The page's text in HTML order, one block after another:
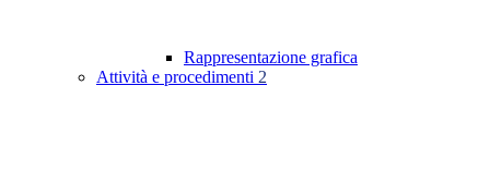
Rappresentazione grafica
Attività e procedimenti 2